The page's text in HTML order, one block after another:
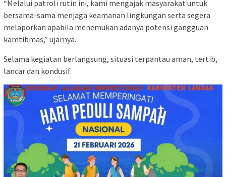
“Melalui patroli rutin ini, kami mengajak masyarakat untuk
bersama-sama menjaga keamanan lingkungan serta segera
melaporkan apabila menemukan adanya potensi gangguan
kamtibmas,” ujarnya.
Selama kegiatan berlangsung, situasi terpantau aman, tertib,
lancar dan kondusif.